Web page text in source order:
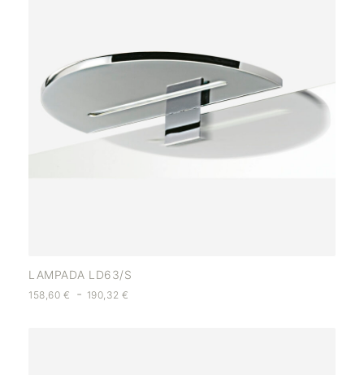
LAMPADA LD63/S
158,60 € - 190,32€